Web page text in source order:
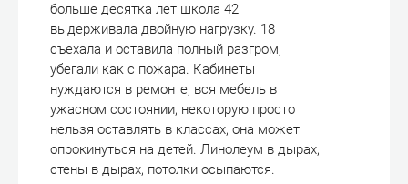
больше десятка лет школа 42
выдерживала двойную нагрузку. 18
съехала и оставила полный разгром,
убегали как с пожара. Кабинеты
нуждаются в ремонте, вся мебель в
ужасном состоянии, некоторую просто
нельзя оставлять в классах, она может
опрокинуться на детей. Линолеум в дырах,
стены в дырах, потолки осыпаются.